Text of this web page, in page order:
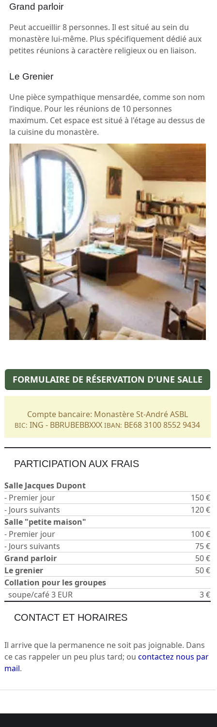
Grand parloir
Peut accueillir 8 personnes. Il est situé au sein du
monastère lui-même. Plus spécifiquement dédié aux
petites réunions à caractère religieux ou en liaison.
Le Grenier
Une pièce sympathique mensardée, comme son nom
l’indique. Pour les réunions de 10 personnes
maximum. Cet espace est situé à l'étage au dessus de
la cuisine du monastère.
FORMULAIRE DE RÉSERVATION D'UNE SALLE
Compte bancaire: Monastère St-André ASBL
BIC: ING - BBRUBEBBXXXIBAN: BE68 3100 8552 9434
PARTICIPATION AUX FRAIS
Salle Jacques Dupont
- Premier jour
150 €
- Jours suivants
120 €
Salle "petite maison"
- Premier jour
100 €
- Jours suivants
75 €
Grand parloir
50 €
Le grenier
50 €
Collation pour les groupes
soupe/café 3 EUR
3 €
CONTACT ET HORAIRES
Il arrive que la permanence ne soit pas joignable. Dans
ce cas rappeler un peu plus tard; ou contactez nous par
mail.